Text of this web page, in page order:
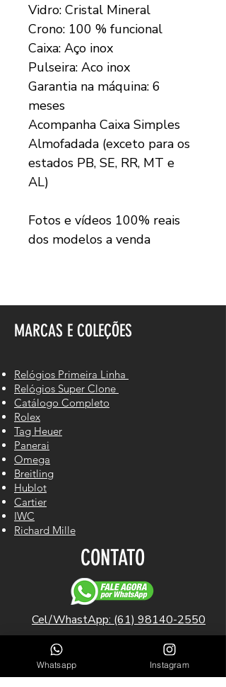
Vidro: Cristal Mineral
Crono: 100 % funcional
Caixa: Aço inox
Pulseira: Aco inox
Garantia na máquina: 6
meses
Acompanha Caixa Simples
Almofadada (exceto para os
estados PB, SE, RR, MT e
AL)
Fotos e vídeos 100% reais
dos modelos a venda
MARCAS E COLEÇÕES
Relógios Primeira Linha
Relógios Super Clone
Catálogo Completo
Rolex
Tag Heuer
Panerai
Omega
Breitling
Hublot
Cartier
IWC
Richard Mille
CONTATO
Cel/WhastApp: (61) 98140-2550
LINKS ÚTEIS
Whatsapp Instagram